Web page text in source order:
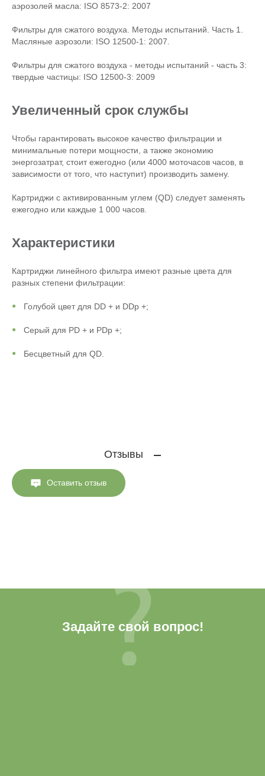
аэрозолей масла: ISO 8573-2: 2007
Фильтры для сжатого воздуха. Методы испытаний. Часть 1.
Масляные аэрозоли: ISO 12500-1: 2007.
Фильтры для сжатого воздуха - методы испытаний - часть 3:
твердые частицы: ISO 12500-3: 2009
Увеличенный срок службы
Чтобы гарантировать высокое качество фильтрации и
минимальные потери мощности, а также экономию
энергозатрат, стоит ежегодно (или 4000 моточасов часов, в
зависимости от того, что наступит) производить замену.
Картриджи с активированным углем (QD) следует заменять
ежегодно или каждые 1 000 часов.
Характеристики
Картриджи линейного фильтра имеют разные цвета для
разных степени фильтрации:
Голубой цвет для DD + и DDp +;
Серый для PD + и PDp +;
Бесцветный для QD.
Отзывы
Оставить отзыв
Задайте свой вопрос!